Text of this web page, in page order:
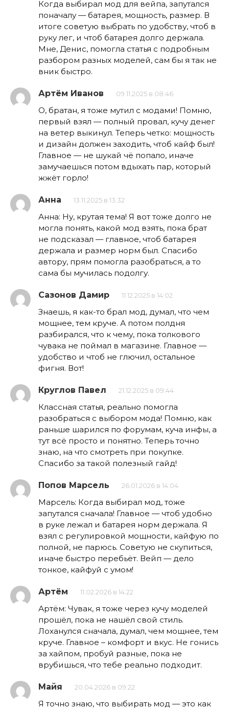
Когда выбирал мод для вейпа, запутался
поначалу — батарея, мощность, размер. В
итоге советую выбрать по удобству, чтоб в
руку лег, и чтоб батарея долго держала.
Мне, Денис, помогла статья с подробным
разбором разных моделей, сам бы я так не
вник быстро.
Артём Иванов 09.11.2025 в 08:46
О, братан, я тоже мутил с модами! Помню,
первый взял — полный провал, кучу денег
на ветер выкинул. Теперь четко: мощность
и дизайн должен заходить, чтоб кайф был!
Главное — не шукай чё попало, иначе
замучаешься потом вдыхать пар, который
жжёт горло!
Анна 13.11.2025 в 13:32
Анна: Ну, крутая тема! Я вот тоже долго не
могла понять, какой мод взять, пока брат
не подсказал — главное, чтоб батарея
держала и размер норм был. Спасибо
автору, прям помогла разобраться, а то
сама бы мучилась подолгу.
Сазонов Дамир 11.12.2025 в 14:02
Знаешь, я как-то брал мод, думал, что чем
мощнее, тем круче. А потом полдня
разбирался, что к чему, пока толкового
чувака не поймал в магазине. Главное —
удобство и чтоб не глючил, остальное
фигня. Вот!
Круглов Павел 21.12.2025 в 09:44
Классная статья, реально помогла
разобраться с выбором мода! Помню, как
раньше шарился по форумам, куча инфы, а
тут всё просто и понятно. Теперь точно
знаю, на что смотреть при покупке.
Спасибо за такой полезный гайд!
Попов Марсель 26.01.2026 в 14:04
Марсель: Когда выбирал мод, тоже
запутался сначала! Главное — чтоб удобно
в руке лежал и батарея норм держала. Я
взял с регулировкой мощности, кайфую по
полной, не парюсь. Советую не скупиться,
иначе быстро перебьёт. Вейп — дело
тонкое, кайфуй с умом!
Артём 11.02.2026 в 14:22
Артём: Чувак, я тоже через кучу моделей
прошёл, пока не нашёл свой стиль.
Лоханулся сначала, думал, чем мощнее, тем
круче. Главное – комфорт и вкус. Не гонись
за хайпом, пробуй разные, пока не
врубишься, что тебе реально подходит.
Майя 20.04.2026 в 09:22
Я точно знаю, что выбирать мод — это как